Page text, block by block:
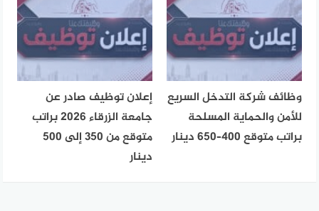
وظائف شركة التدخل السريع
للأمن والحماية المسلحة
براتب متوقع 400–650 دينار
إعلان توظيف صادر عن
جامعة الزرقاء 2026 براتب
متوقع من 350 إلى 500
دينار